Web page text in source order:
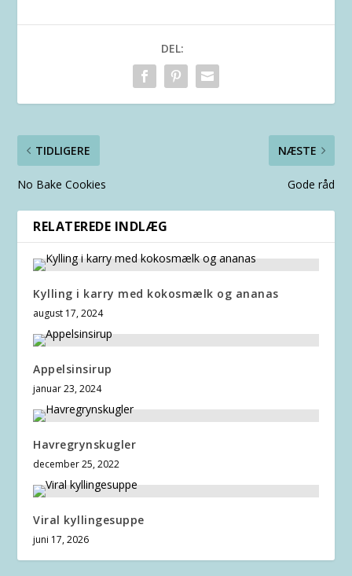
DEL:
TIDLIGERE
No Bake Cookies
NÆSTE
Gode råd
RELATEREDE INDLÆG
Kylling i karry med kokosmælk og ananas
august 17, 2024
Appelsinsirup
januar 23, 2024
Havregrynskugler
december 25, 2022
Viral kyllingesuppe
juni 17, 2026